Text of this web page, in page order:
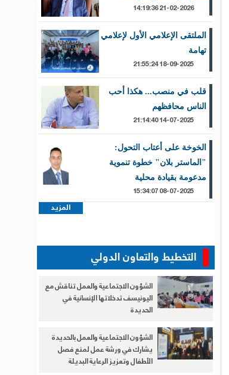
21-02-2026 14:19:36
الملتقى الإعلامي الأول لإعلامي
تهامة
18-09-2025 21:55:24
قلب في منصب... هكذا أحب
الناس محافظهم
14-07-2025 21:14:40
الخوخة على أعتاب التحول:
"الماستر بلان" خطوة تنموية
مدعومة بقيادة محلية
08-07-2025 15:34:07
المزيد
التخطيط والتعاون الدولي
الشؤون الاجتماعية والعمل تناقش مع
اليونيسف تدخلاتها الإنسانية في
الحديدة
الشؤون الاجتماعية والعمل بالحديدة
يشارك في ورشة عمل لمنع فصل
الأطفال وتعزيز الرعاية البديلة